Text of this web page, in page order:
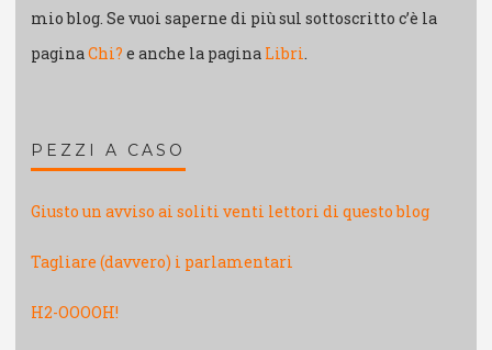
mio blog. Se vuoi saperne di più sul sottoscritto c’è la
pagina Chi? e anche la pagina Libri
PEZZI A CASO
Giusto un avviso ai soliti venti lettori di questo blog
Tagliare (davvero) i parlamentari
H2-OOOOH!